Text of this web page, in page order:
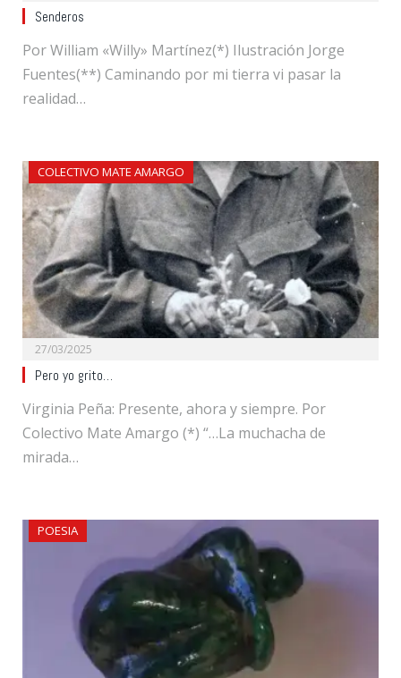
Senderos
Por William «Willy» Martínez(*) Ilustración Jorge
Fuentes(**) Caminando por mi tierra vi pasar la
realidad…
COLECTIVO MATE AMARGO
27/03/2025
Pero yo grito…
Virginia Peña: Presente, ahora y siempre. Por
Colectivo Mate Amargo (*) “…La muchacha de
mirada…
POESIA